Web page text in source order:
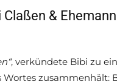
&
, verkündete Bibi zu
zusammenhält: